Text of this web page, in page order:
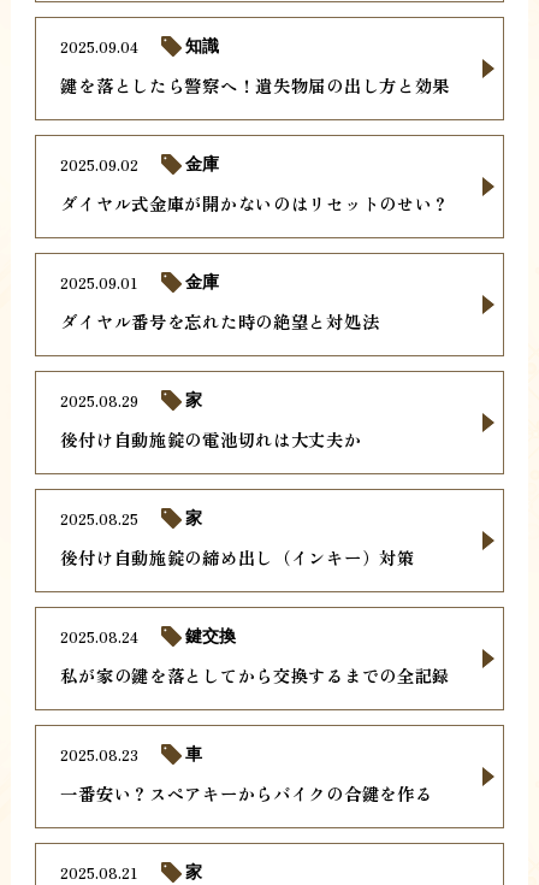
鍵を落としたら警察へ！遺失物届の出し方と効果
2025.09.04 知識
ダイヤル式金庫が開かないのはリセットのせい？
2025.09.02 金庫
ダイヤル番号を忘れた時の絶望と対処法
2025.09.01 金庫
後付け自動施錠の電池切れは大丈夫か
2025.08.29 家
後付け自動施錠の締め出し（インキー）対策
2025.08.25 家
私が家の鍵を落としてから交換するまでの全記録
2025.08.24 鍵交換
一番安い？スペアキーからバイクの合鍵を作る
2025.08.23 車
2025.08.21 家